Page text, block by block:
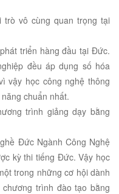
trò vô cùng quan trọng tại
triển hàng đầu tại Đức.
đều áp dụng số hóa
vậy học công nghệ thông
chuẩn nhất.
trình giảng dạy bằng
Đức Ngành Công Nghệ
kỳ thi tiếng Đức. Vậy học
trong những cơ hội dành
trình đào tạo bằng